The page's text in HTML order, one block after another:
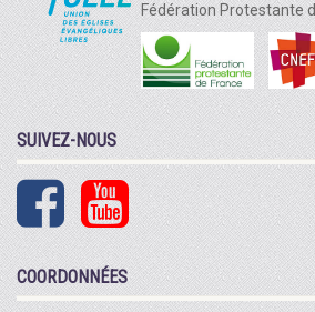
Fédération Protestante
SUIVEZ-NOUS
COORDONNÉES